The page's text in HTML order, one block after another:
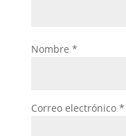
Nombre *
Correo electrónico *